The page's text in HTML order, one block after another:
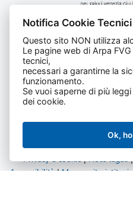
Agenzia regionale per la
Friuli
C.F. e P.
Tel
Privacy e cookie|Note legali
Accessibilità|Mappa sito
Notifica Cookie Tecnici
Questo sito NON utilizza
Le pagine web di Arpa
tecnici,
necessari a garantirne la
funzionamento.
Se vuoi saperne di più leggi
dei cookie.
Ok,